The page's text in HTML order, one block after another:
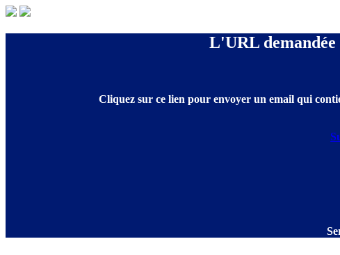
L'URL demandée
Cliquez sur ce lien pour envoyer un email qui